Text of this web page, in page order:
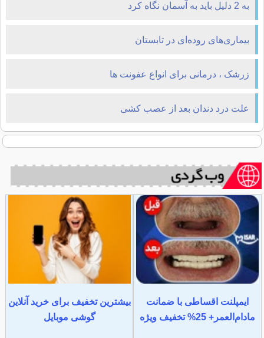
به 2 دليل بايد به آسمان نگاه کرد
بیماری‌های روده‌ای در تابستان
زرشک ، درمانی برای انواع عفونت ها
علت درد دندان بعد از عصب کشی
ایمپلنت اقساطی با ضمانت
مادام‌العمر+ 25% تخفیف ویژه
بیشترین تخفیف برای خرید آنلاین
گوشی موبایل